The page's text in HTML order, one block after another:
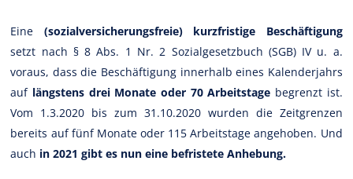
Eine (sozialversicherungsfreie) kurzfristige Beschäftigung
setzt nach § 8 Abs. 1 Nr. 2 Sozialgesetzbuch (SGB) IV u. a.
voraus, dass die Beschäftigung innerhalb eines Kalenderjahrs
auf längstens drei Monate oder 70 Arbeitstage begrenzt ist.
Vom 1.3.2020 bis zum 31.10.2020 wurden die Zeitgrenzen
bereits auf fünf Monate oder 115 Arbeitstage angehoben. Und
auch in 2021 gibt es nun eine befristete Anhebung.